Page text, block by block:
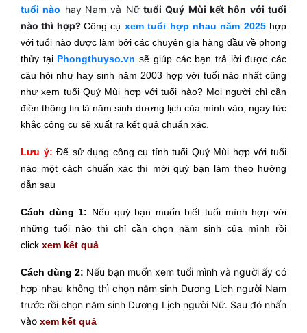
tuổi nào hay Nam và Nữtuổi Quý Mùi kết hôn với tuổi
nào thì hợp?Công cụ xem tuổi hợp nhau năm 2025hợp
với tuổi nào được làm bởi các chuyên gia hàng đầu về phong
thủy tại Phongthuyso.vn sẽ giúp các bạn trả lời được các
câu hỏi như hay sinh năm 2003 hợp với tuổi nào nhất cũng
như xem tuổi Quý Mùi hợp với tuổi nào? Mọi người chỉ cần
điền thông tin là năm sinh dương lịch của mình vào, ngay tức
khắc công cụ sẽ xuất ra kết quả chuẩn xác.
Lưu ý:Để sử dụng công cụ tính tuổi Quý Mùi hợp với tuổi
nào một cách chuẩn xác thì mời quý bạn làm theo hướng
dẫn sau
Cách dùng 1: Nếu quý bạn muốn biết tuổi mình hợp với
những tuổi nào thì chỉ cần chọn năm sinh của mình rồi
click xem kết quả
Cách dùng 2: Nếu bạn muốn xem tuổi mình và người ấy có
hợp nhau không thì chọn năm sinh Dương Lịch người Nam
trước rồi chọn năm sinh Dương Lịch người Nữ. Sau đó nhấn
vào xem kết quả